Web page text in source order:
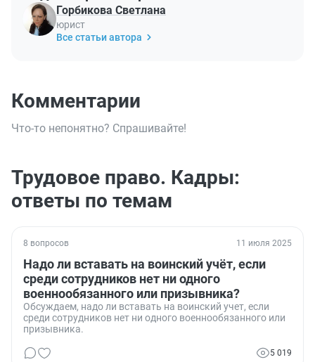
Горбикова Светлана
юрист
Все статьи автора
Комментарии
Что-то непонятно? Спрашивайте!
Трудовое право. Кадры:
ответы по темам
8 вопросов 11 июля 2025
Надо ли вставать на воинский учёт, если
среди сотрудников нет ни одного
военнообязанного или призывника?
Обсуждаем, надо ли вставать на воинский учет, если
среди сотрудников нет ни одного военнообязанного или
призывника.
5 019